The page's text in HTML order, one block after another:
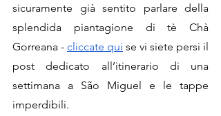
sicuramente già sentito parlare della
splendida piantagione di tè Chà
Gorreana - cliccate qui se vi siete persi il
post dedicato all’itinerario di una
settimana a São Miguel e le tappe
imperdibili.